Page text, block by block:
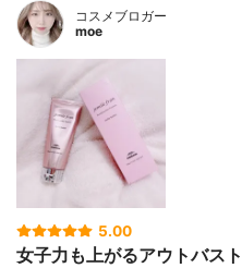
コスメブロガー
moe
5.00
女子力も上がるアウトバス